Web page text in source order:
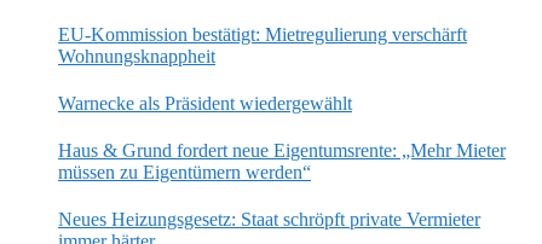
EU-Kommission bestätigt: Mietregulierung verschärft
Wohnungsknappheit
Warnecke als Präsident wiedergewählt
Haus & Grund fordert neue Eigentumsrente: „Mehr Mieter
müssen zu Eigentümern werden“
Neues Heizungsgesetz: Staat schröpft private Vermieter